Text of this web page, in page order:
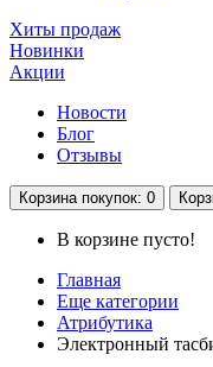
Хиты продаж
Новинки
Акции
Новости
Блог
Отзывы
Корзина покупок: 0
В корзине пусто!
Главная
Еще категории
Атрибутика
Электронный